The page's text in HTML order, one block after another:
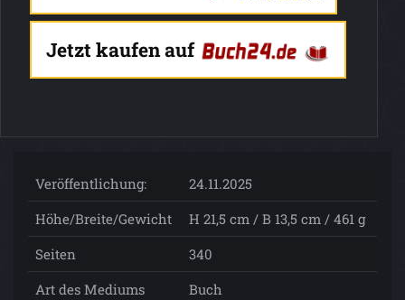
Jetzt kaufen auf
Veröffentlichung:
24.11.2025
Höhe/Breite/Gewicht
H 21,5 cm / B 13,5 cm / 461 g
Seiten
340
Art des Mediums
Buch